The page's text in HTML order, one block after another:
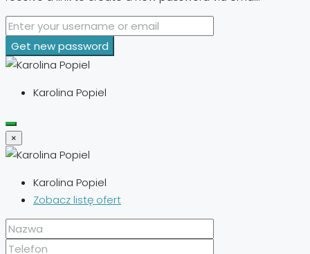
Get new password
Karolina Popiel
×
Karolina Popiel
Zobacz listę ofert